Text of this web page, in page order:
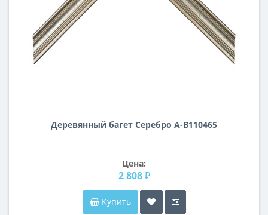
Деревянный багет Серебро А-В110465
Цена:
2 808 ₽
Купить